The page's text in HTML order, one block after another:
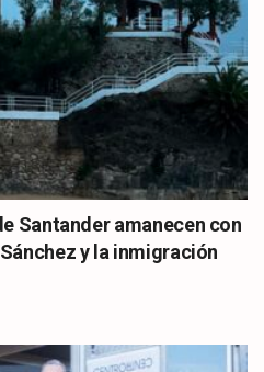
Santander amanecen con
y la inmigración